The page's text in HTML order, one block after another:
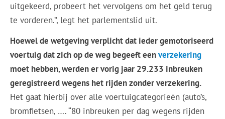
uitgekeerd, probeert het vervolgens om het geld terug
te vorderen.”, legt het parlementslid uit.
Hoewel de wetgeving verplicht dat ieder gemotoriseerd
voertuig dat zich op de weg begeeft eenverzekering
moet hebben, werden er vorig jaar 29.233 inbreuken
geregistreerd wegens het rijden zonder verzekering.
Het gaat hierbij over alle voertuigcategorieën (auto’s,
bromfietsen, …. “80 inbreuken per dag wegens rijden